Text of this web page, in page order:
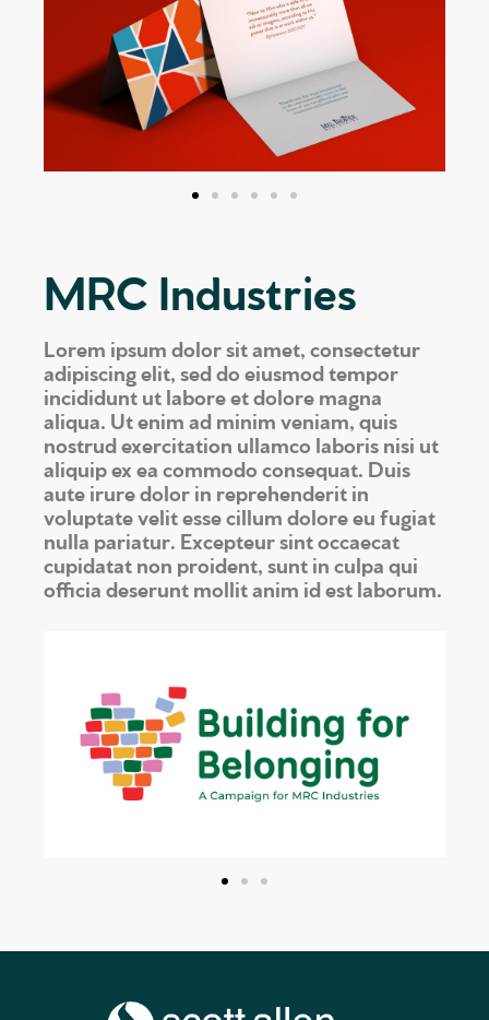
MRC Industries
Lorem ipsum dolor sit amet, consectetur
adipiscing elit, sed do eiusmod tempor
incididunt ut labore et dolore magna
aliqua. Ut enim ad minim veniam, quis
nostrud exercitation ullamco laboris nisi ut
aliquip ex ea commodo consequat. Duis
aute irure dolor in reprehenderit in
voluptate velit esse cillum dolore eu fugiat
nulla pariatur. Excepteur sint occaecat
cupidatat non proident, sunt in culpa qui
officia deserunt mollit anim id est laborum.